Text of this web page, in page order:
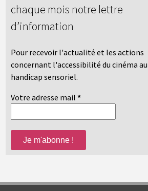
chaque mois notre lettre
d’information
Pour recevoir l'actualité et les actions
concernant l'accessibilité du cinéma au
handicap sensoriel.
Votre adresse mail *